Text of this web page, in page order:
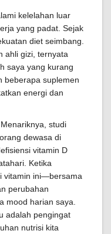
kelelahan luar
yang padat. Sejak
diet seimbang.
ahli gizi, ternyata
saya yang kurang
beberapa suplemen
energi dan
studi
dewasa di
vitamin D
Ketika
vitamin ini—bersama
perubahan
mood harian saya.
adalah pengingat
nutrisi kita